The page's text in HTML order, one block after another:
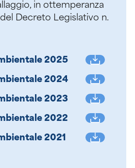
2025
2024
2023
2022
in ottemperanza
Decreto Legislativo n.
2021